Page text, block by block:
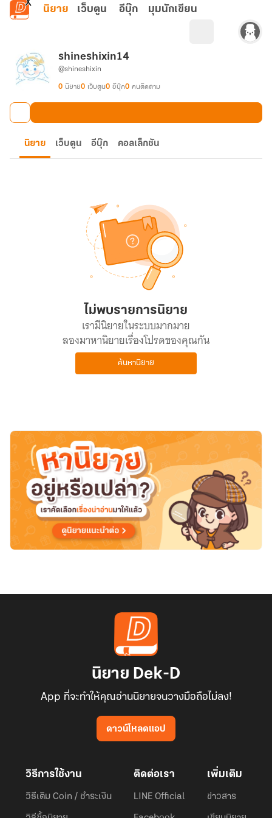
ข้ามไปยังเนื้อหาหลัก
นิยาย เว็บตูน อีบุ๊ก มุมนักเขียน
shineshixin14
@shineshixin
0 นิยาย0 เว็บตูน0 อีบุ๊ก0 คนติดตาม
นิยาย เว็บตูน อีบุ๊ก คอลเล็กชัน
ไม่พบรายการนิยาย
เรามีนิยายในระบบมากมาย
ลองมาหานิยายเรื่องโปรดของคุณกัน
ค้นหานิยาย
นิยาย Dek-D
App ที่จะทำให้คุณอ่านนิยายจนวางมือถือไม่ลง!
ดาวน์โหลดแอป
วิธีการใช้งาน
วิธีเติม Coin / ชำระเงิน
ติดต่อเรา
LINE Official
เพิ่มเติม
ข่าวสาร